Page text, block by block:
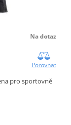
Na dotaz
Porovnat
pro sportovně